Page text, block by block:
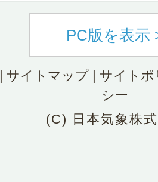
PC版を表示
サイトマップ| サイトポ
シー
(C) 日本気象株